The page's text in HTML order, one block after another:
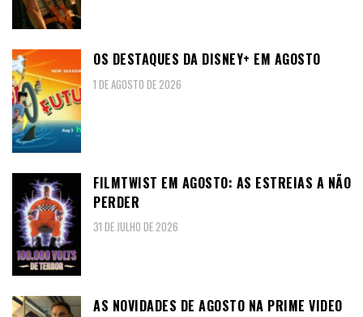
OS DESTAQUES DA DISNEY+ EM AGOSTO
1 DE AGOSTO DE 2026
FILMTWIST EM AGOSTO: AS ESTREIAS A NÃO
PERDER
31 DE JULHO DE 2026
AS NOVIDADES DE AGOSTO NA PRIME VIDEO